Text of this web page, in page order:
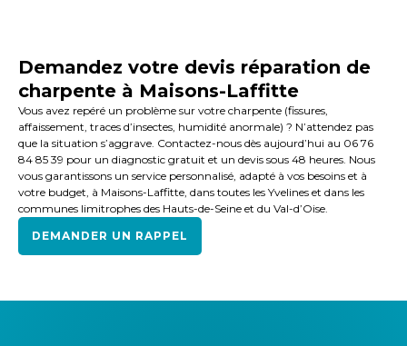
Demandez votre devis réparation de
charpente à Maisons-Laffitte
Vous avez repéré un problème sur votre charpente (fissures,
affaissement, traces d’insectes, humidité anormale) ? N’attendez pas
que la situation s’aggrave. Contactez-nous dès aujourd’hui au 06 76
84 85 39 pour un diagnostic gratuit et un devis sous 48 heures. Nous
vous garantissons un service personnalisé, adapté à vos besoins et à
votre budget, à Maisons-Laffitte, dans toutes les Yvelines et dans les
communes limitrophes des Hauts-de-Seine et du Val-d’Oise.
DEMANDER UN RAPPEL